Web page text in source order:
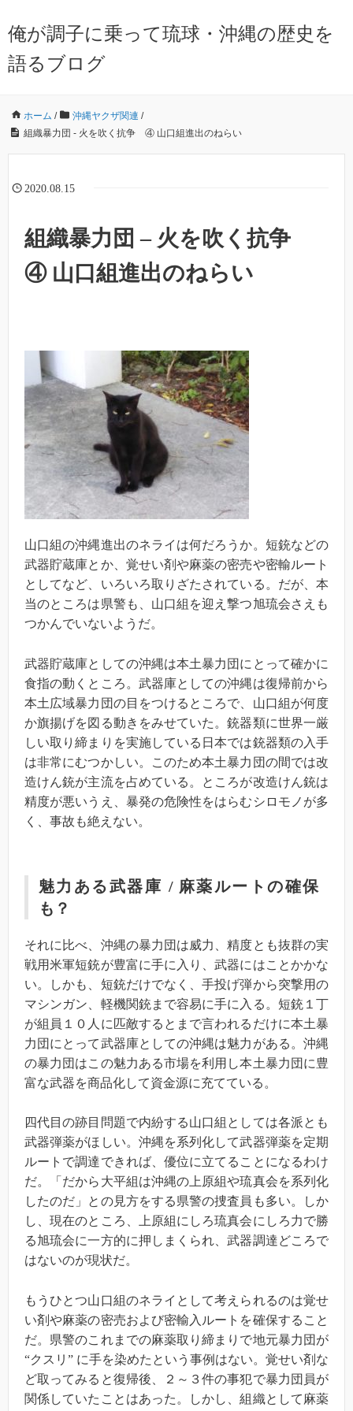
俺が調子に乗って琉球・沖縄の歴史を
語るブログ
ホーム / 沖縄ヤクザ関連 /
組織暴力団 - 火を吹く抗争 ④ 山口組進出のねらい
2020.08.15
組織暴力団 – 火を吹く抗争
④ 山口組進出のねらい
山口組の沖縄進出のネライは何だろうか。短銃などの
武器貯蔵庫とか、覚せい剤や麻薬の密売や密輸ルート
としてなど、いろいろ取りざたされている。だが、本
当のところは県警も、山口組を迎え撃つ旭琉会さえも
つかんでいないようだ。
武器貯蔵庫としての沖縄は本土暴力団にとって確かに
食指の動くところ。武器庫としての沖縄は復帰前から
本土広域暴力団の目をつけるところで、山口組が何度
か旗揚げを図る動きをみせていた。銃器類に世界一厳
しい取り締まりを実施している日本では銃器類の入手
は非常にむつかしい。このため本土暴力団の間では改
造けん銃が主流を占めている。ところが改造けん銃は
精度が悪いうえ、暴発の危険性をはらむシロモノが多
く、事故も絶えない。
魅力ある武器庫 / 麻薬ルートの確保
も？
それに比べ、沖縄の暴力団は威力、精度とも抜群の実
戦用米軍短銃が豊富に手に入り、武器にはことかかな
い。しかも、短銃だけでなく、手投げ弾から突撃用の
マシンガン、軽機関銃まで容易に手に入る。短銃１丁
が組員１０人に匹敵するとまで言われるだけに本土暴
力団にとって武器庫としての沖縄は魅力がある。沖縄
の暴力団はこの魅力ある市場を利用し本土暴力団に豊
富な武器を商品化して資金源に充てている。
四代目の跡目問題で内紛する山口組としては各派とも
武器弾薬がほしい。沖縄を系列化して武器弾薬を定期
ルートで調達できれば、優位に立てることになるわけ
だ。「だから大平組は沖縄の上原組や琉真会を系列化
したのだ」との見方をする県警の捜査員も多い。しか
し、現在のところ、上原組にしろ琉真会にしろ力で勝
る旭琉会に一方的に押しまくられ、武器調達どころで
はないのが現状だ。
もうひとつ山口組のネライとして考えられるのは覚せ
い剤や麻薬の密売および密輸入ルートを確保すること
だ。県警のこれまでの麻薬取り締まりで地元暴力団が
“クスリ ” に手を染めたという事例はない。覚せい剤な
ど取ってみると復帰後、２～３件の事犯で暴力団員が
関係していたことはあった。しかし、組織として麻薬